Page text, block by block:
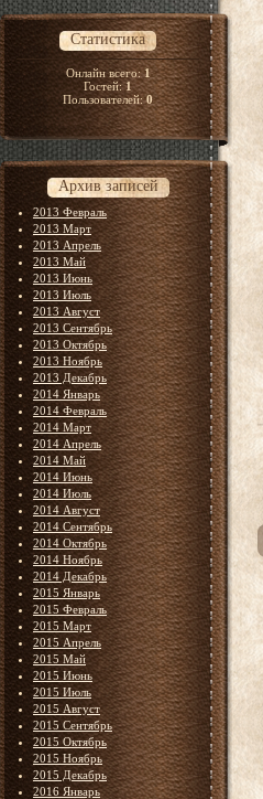
Статистика
Онлайн всего:1
Гостей:1
Пользователей:0
Архив записей
2013 Февраль
2013 Март
2013 Апрель
2013 Май
2013 Июнь
2013 Июль
2013 Август
2013 Сентябрь
2013 Октябрь
2013 Ноябрь
2013 Декабрь
2014 Январь
2014 Февраль
2014 Март
2014 Апрель
2014 Май
2014 Июнь
2014 Июль
2014 Август
2014 Сентябрь
2014 Октябрь
2014 Ноябрь
2014 Декабрь
2015 Январь
2015 Февраль
2015 Март
2015 Апрель
2015 Май
2015 Июнь
2015 Июль
2015 Август
2015 Сентябрь
2015 Октябрь
2015 Ноябрь
2015 Декабрь
2016 Январь